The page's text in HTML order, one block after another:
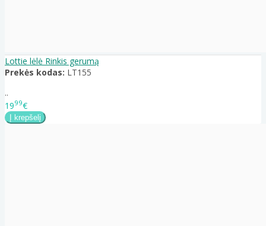
Lottie lėlė Rinkis gerumą
Prekės kodas: LT155
..
1999€